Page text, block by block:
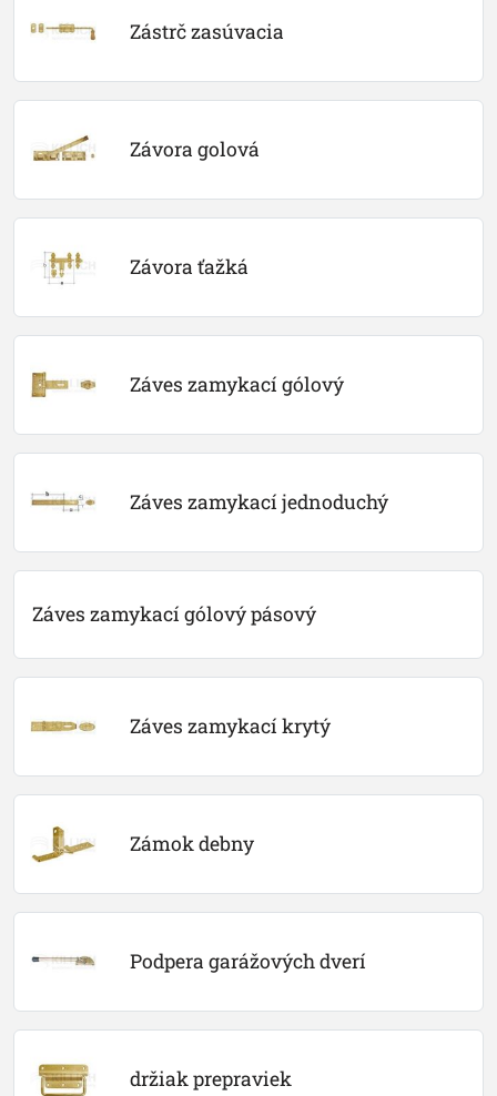
Zástrč zasúvacia
Závora golová
Závora ťažká
Záves zamykací gólový
Záves zamykací jednoduchý
Záves zamykací gólový pásový
Záves zamykací krytý
Zámok debny
Podpera garážových dverí
držiak prepraviek